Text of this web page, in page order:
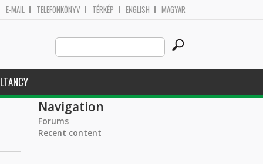
E-MAIL TELEFONKÖNYV TÉRKÉP ENGLISH MAGYAR
Search
this
site
Navigation
Forums
Recent content